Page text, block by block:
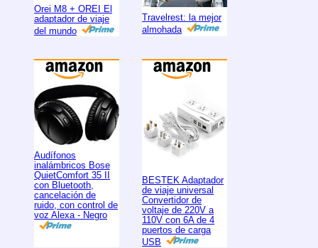
Orei M8 + OREI El
adaptador de viaje
del mundo
Travelrest: la mejor
almohada
Audífonos
inalámbricos Bose
QuietComfort 35 II
con Bluetooth,
cancelación de
ruido, con control de
voz Alexa - Negro
BESTEK Adaptador
de viaje universal
Convertidor de
voltaje de 220V a
110V con 6A de 4
puertos de carga
USB